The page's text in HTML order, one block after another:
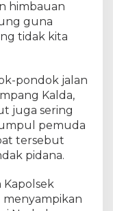
himbauan
guna
tidak kita
pondok jalan
Kalda,
juga sering
pemuda
tersebut
pidana.
Kapolsek
menyampikan